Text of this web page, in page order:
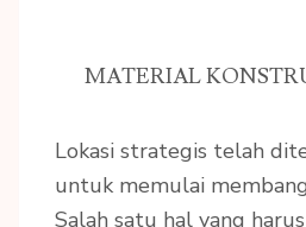
MATERIAL
Lokasi strategis telah
untuk memulai
Salah satu hal yang